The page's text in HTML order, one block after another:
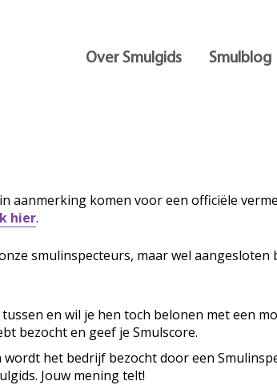
Over Smulgids Smulblog
aanmerking komen voor een officiële
hier.
smulinspecteurs, maar wel
en wil je hen toch belonen met een
bezocht en geef je Smulscore.
het bedrijf bezocht door een
Jouw mening telt!